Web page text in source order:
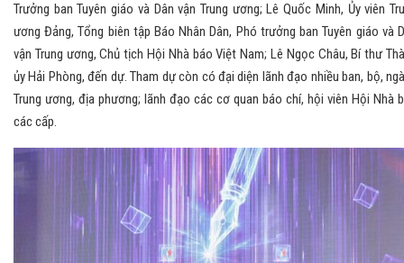
Trưởng ban Tuyên giáo và Dân vận Trung ương; Lê Quốc Minh, Ủy viên
ương Đảng, Tổng biên tập Báo Nhân Dân, Phó trưởng ban Tuyên giáo và
vận Trung ương, Chủ tịch Hội Nhà báo Việt Nam; Lê Ngọc Châu, Bí thư
ủy Hải Phòng, đến dự. Tham dự còn có đại diện lãnh đạo nhiều ban, bộ,
Trung ương, địa phương; lãnh đạo các cơ quan báo chí, hội viên Hội Nhà
các cấp.